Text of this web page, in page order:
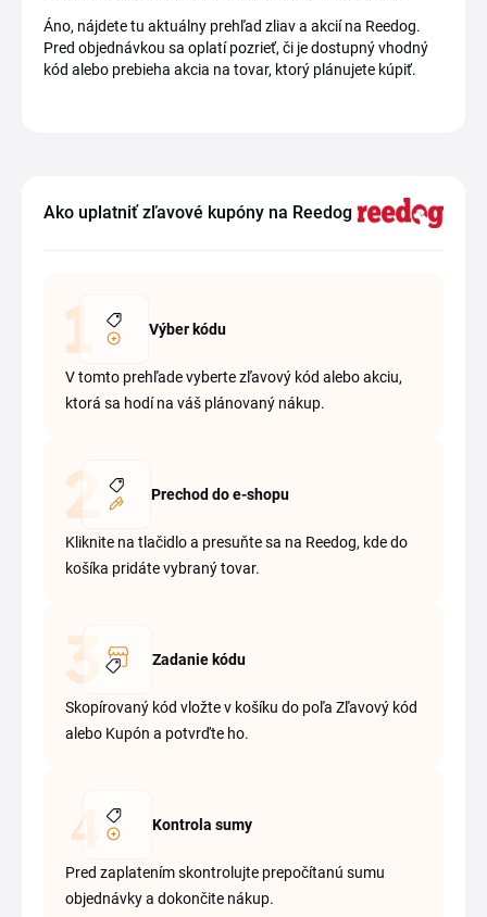
Áno, nájdete tu aktuálny prehľad zliav a akcií na Reedog.
Pred objednávkou sa oplatí pozrieť, či je dostupný vhodný
kód alebo prebieha akcia na tovar, ktorý plánujete kúpiť.
Ako uplatniť zľavové kupóny na Reedog
Výber kódu
V tomto prehľade vyberte zľavový kód alebo akciu,
ktorá sa hodí na váš plánovaný nákup.
Prechod do e-shopu
Kliknite na tlačidlo a presuňte sa na Reedog, kde do
košíka pridáte vybraný tovar.
Zadanie kódu
Skopírovaný kód vložte v košíku do poľa Zľavový kód
alebo Kupón a potvrďte ho.
Kontrola sumy
Pred zaplatením skontrolujte prepočítanú sumu
objednávky a dokončite nákup.